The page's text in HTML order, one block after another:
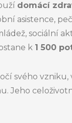
domácí
asistence,
sociální
k 1 500
svého
Jeho